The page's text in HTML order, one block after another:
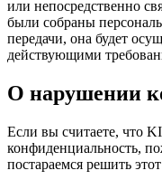
или непосредственно
были собраны
передачи, она будет
действующими
О нарушении
Если вы считаете, что
конфиденциальность,
постараемся решить